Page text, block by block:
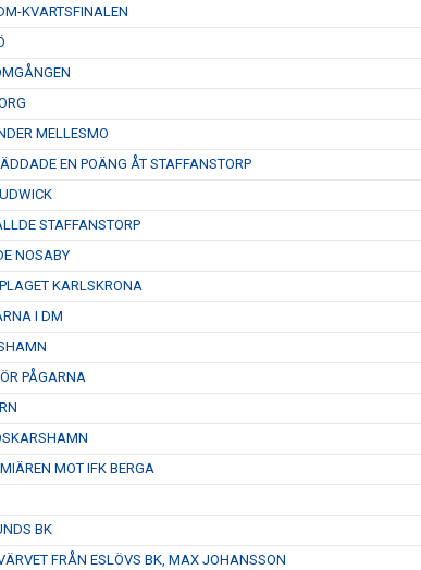
KVARTSFINALEN
MELLESMO
EN POÄNG ÅT STAFFANSTORP
STAFFANSTORP
NOSABY
KARLSKRONA
I DM
PÅGARNA
MOT IFK BERGA
BK
FRÅN ESLÖVS BK, MAX JOHANSSON